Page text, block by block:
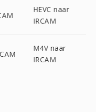
HEVC naar
IRCAM
M4V naar
IRCAM